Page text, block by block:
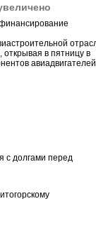
в пятницу в
авиадвигателей
с долгами перед